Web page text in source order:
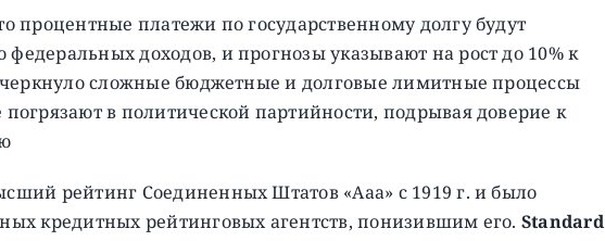
процентные платежи по государственному долгу будут
доходов, и прогнозы указывают на рост до 10% к
сложные бюджетные и долговые лимитные процессы
в политической партийности, подрывая доверие к
рейтинг Соединенных Штатов «Aaa» с 1919 г. и было
кредитных рейтинговых агентств, понизившим его. Standard